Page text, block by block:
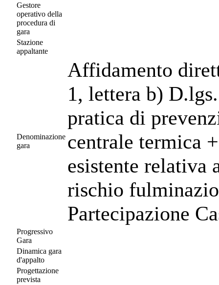
Gestore
operativo della
procedura di
gara
Stazione
appaltante
Denominazione
gara
Affidamento
1, lettera b)
pratica di
centrale termica
esistente relativa
rischio
Partecipazione
Progressivo
Gara
Dinamica gara
d'appalto
Progettazione
prevista